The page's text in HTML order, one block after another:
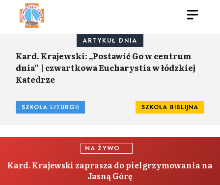
ARTYKUŁ DNIA
Kard. Krajewski: „Postawić Go w centrum
dnia” | czwartkowa Eucharystia w łódzkiej
Katedrze
SZKOŁA LITURGII SZKOŁA BIBLIJNA
NA ŻYWO
Kard. Krajewski zaprasza do pielgrzymowania na
Jasną Górę